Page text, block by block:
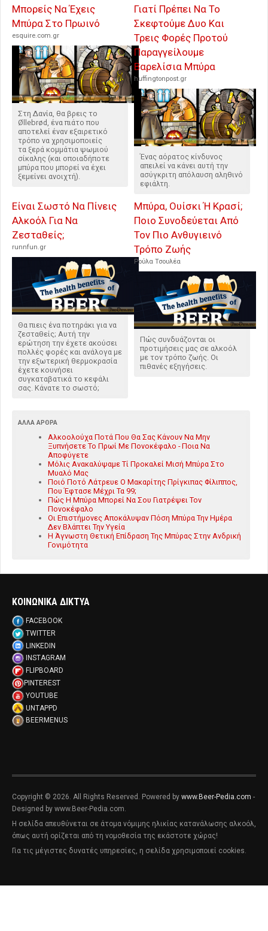
Μπορείς Να Έχεις
Μπύρα Στο Πρωινό
esquire.com.gr
Στη Δανία, θα βρεις το
Øllebrød, ένα πιάτο που
αποτελεί έναν εξαιρετικό
τρόπο να χρησιμοποιείς
τα ξερά κομμάτια ψωμιού
σίκαλης (και οποιαδήποτε
μπύρα που μπορεί να έχει
ξεμείνει ανοιχτή).
Γιατί Πρέπει Να Το
Σκεφτούμε Δυο Και
Τρεις Φορές Προτού
Παραγγείλουμε
Βαρελίσια Μπύρα
huffingtonpost.gr
Ένας αόρατος κίνδυνος
απειλεί να κάνει αυτή την
ασύγκριτη απόλαυση αληθινό
εφιάλτη.
Είναι Σωστό Να Πίνεις
Αλκοόλ Για Να
Ζεσταθείς;
runnfun.gr
Θα πιεις ένα ποτηράκι για να
ζεσταθείς; Αυτή την
ερώτηση την έχετε ακούσει
πολλές φορές και ανάλογα με
την εξωτερική θερμοκρασία
έχετε κουνήσει
συγκαταβατικά το κεφάλι
σας. Κάνατε το σωστό;
Μπύρα, Ουίσκι Ή Κρασί;
Ποιο Συνοδεύεται Από
Τον Πιο Ανθυγιεινό
Τρόπο Ζωής
Ρούλα Τσουλέα
Πώς συνδυάζονται οι
προτιμήσεις μας σε αλκοόλ
με τον τρόπο ζωής. Οι
πιθανές εξηγήσεις.
ΆΛΛΑ ΆΡΘΡΑ
Αλκοολούχα Ποτά Που Θα Σας Κάνουν Να Μην
Ξυπνήσετε Το Πρωί Με Πονοκέφαλο - Ποια Να
Αποφύγετε
Μόλις Ανακαλύψαμε Τί Προκαλεί Μισή Μπύρα Στο
Μυαλό Μας
Ποιό Ποτό Λάτρευε Ο Μακαρίτης Πρίγκιπας Φίλιππος,
Που Έφτασε Μέχρι Τα 99;
Πώς Η Μπύρα Μπορεί Να Σου Γιατρέψει Τον
Πονοκέφαλο
Οι Επιστήμονες Αποκάλυψαν Πόση Μπύρα Την Ημέρα
Δεν Βλάπτει Την Υγεία
Η Άγνωστη Θετική Επίδραση Της Μπύρας Στην Ανδρική
Γονιμότητα
ΚΟΙΝΩΝΙΚΑ ΔΙΚΤΥΑ
FACEBOOK
TWITTER
LINKEDIN
INSTAGRAM
FLIPBOARD
PINTEREST
YOUTUBE
UNTAPPD
BEERMENUS
Copyright © 2026. All Rights Reserved. Powered by www.Beer-Pedia.com -
Designed by www.Beer-Pedia.com.
Η σελίδα απευθύνεται σε άτομα νόμιμης ηλικίας κατανάλωσης αλκοόλ,
όπως αυτή ορίζεται από τη νομοθεσία της εκάστοτε χώρας!
Για τις μέγιστες δυνατές υπηρεσίες, η σελίδα χρησιμοποιεί cookies.